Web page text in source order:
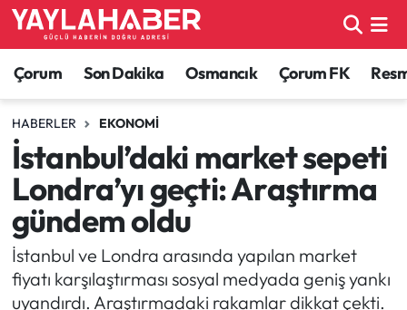
Çorum Son Dakika Osmancık Çorum FK
HABERLER EKONOMI
İstanbul’daki market sepeti
Londra’yı geçti: Araştırma
gündem oldu
İstanbul ve Londra arasında yapılan market
fiyatı karşılaştırması sosyal medyada geniş yankı
uyandırdı. Araştırmadaki rakamlar dikkat çekti.
Alaca Haberleri
Bayat Haberleri
Bilgi - Keşfet Haberleri
Bilim ve Teknoloji
Boğazkale Haberleri
Çorum Haberleri
Çorum Nöbetçi Eczaneler
Çorum Hava Durumu
Çorum Namaz Vakitleri
Çorum Trafik Yoğunluk Haritası
TFF 1.Lig Puan Durumu ve Fikstür
Tüm Manşetler